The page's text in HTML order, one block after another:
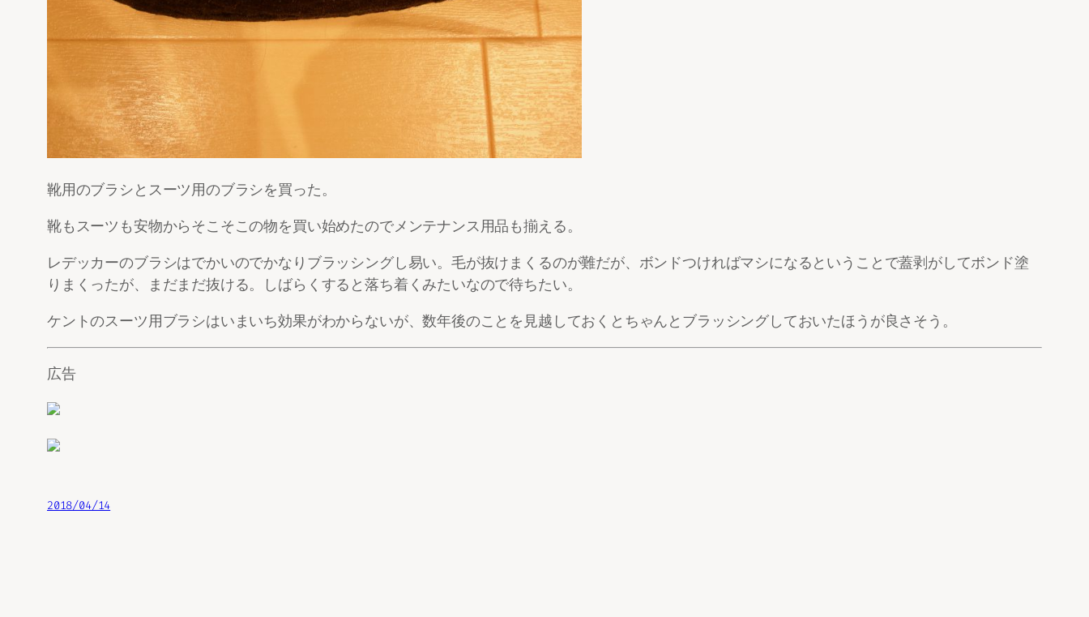
靴用のブラシとスーツ用のブラシを買った。
靴もスーツも安物からそこそこの物を買い始めたのでメンテナンス用品も揃える。
レデッカーのブラシはでかいのでかなりブラッシングし易い。毛が抜けまくるのが難だが、ボンドつければマシになるということで蓋剥がしてボンド塗
りまくったが、まだまだ抜ける。しばらくすると落ち着くみたいなので待ちたい。
ケントのスーツ用ブラシはいまいち効果がわからないが、数年後のことを見越しておくとちゃんとブラッシングしておいたほうが良さそう。
広告
2018/04/14